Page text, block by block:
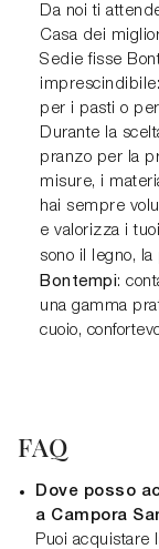
Da noi ti
Casa dei
Sedie fisse
per i pasti o
Durante la
pranzo per la
misure, i
hai sempre
e valorizza i
sono il legno,
Bontempi:
una gamma
cuoio,
FAQ
Dove posso
a Campora
Puoi acquistare